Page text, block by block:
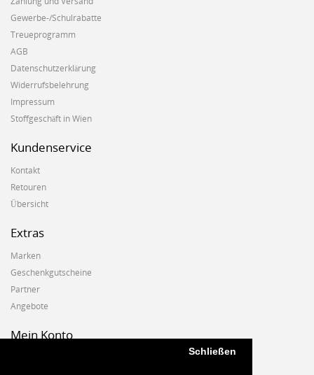
Schließen
Gewerbe-/Schulrabatte
Treueprogramm
AGB
Datenschutzerklärung
Widerrufsbelehrung
Impressum
Stoffgeschäft in Wien
Kundenservice
Kontakt
Retouren
Übersicht
Extras
Marken
Geschenkgutscheine
Partner
Angebote
Mein Konto